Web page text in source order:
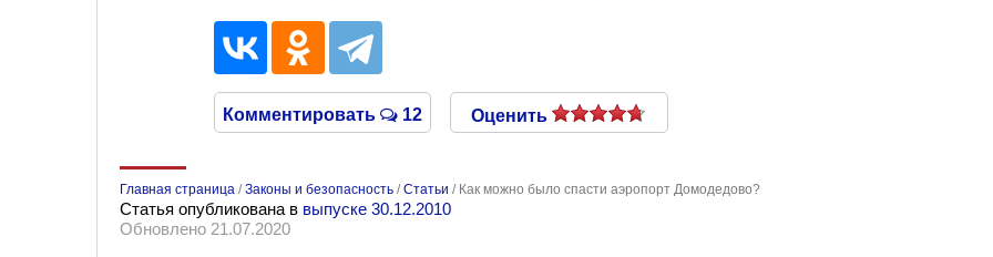
Комментировать 12 Оценить
Главная страница /Законы и безопасность /Статьи / Как можно было спасти аэропорт Домодедово?
Статья опубликована в выпуске 30.12.2010
Обновлено 21.07.2020